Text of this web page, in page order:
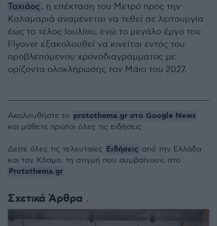
Ταχιάος, η επέκταση του Μετρό προς την
Καλαμαριά αναμένεται να τεθεί σε λειτουργία
έως το τέλος Ιουλίου, ενώ το μεγάλο έργο του
Flyover εξακολουθεί να κινείται εντός του
προβλεπόμενου χρονοδιαγράμματος με
ορίζοντα ολοκλήρωσης τον Μάιο του 2027.
Σχετικά Άρθρα
Ακολουθήστε το protothema.gr στο Google News
και μάθετε πρώτοι όλες τις ειδήσεις
Δείτε όλες τις τελευταίες Ειδήσεις από την Ελλάδα
και τον Κόσμο, τη στιγμή που συμβαίνουν, στο
Protothema.gr